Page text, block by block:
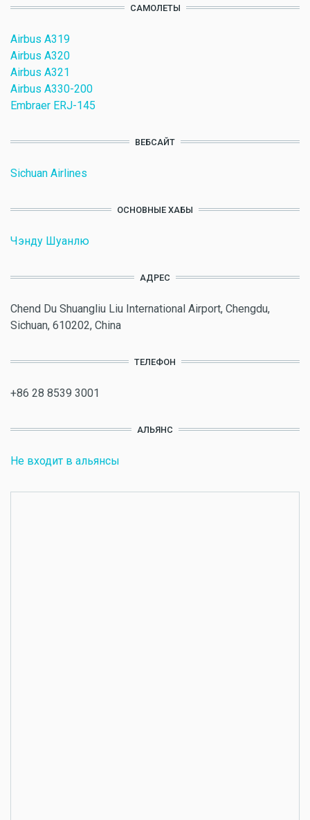
САМОЛЕТЫ
Airbus A319
Airbus A320
Airbus A321
Airbus A330-200
Embraer ERJ-145
ВЕБСАЙТ
Sichuan Airlines
ОСНОВНЫЕ ХАБЫ
Чэнду Шуанлю
АДРЕС
Chend Du Shuangliu Liu International Airport, Chengdu,
Sichuan, 610202, China
ТЕЛЕФОН
+86 28 8539 3001
АЛЬЯНС
Не входит в альянсы